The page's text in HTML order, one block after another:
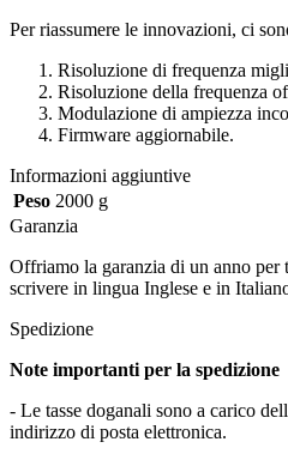
Per riassumere le innovazioni, ci
Risoluzione di frequenza
Risoluzione della frequenza
Modulazione di ampiezza
Firmware aggiornabile.
Informazioni aggiuntive
Peso 2000 g
Garanzia
Offriamo la garanzia di un anno
scrivere in lingua Inglese e in
Spedizione
Note importanti per la spedizione
- Le tasse doganali sono a carico
indirizzo di posta elettronica.